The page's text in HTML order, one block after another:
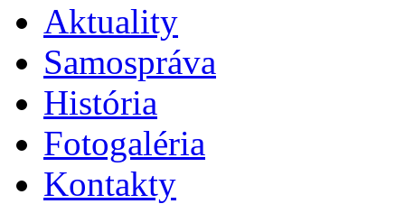
Aktuality
Samospráva
História
Fotogaléria
Kontakty